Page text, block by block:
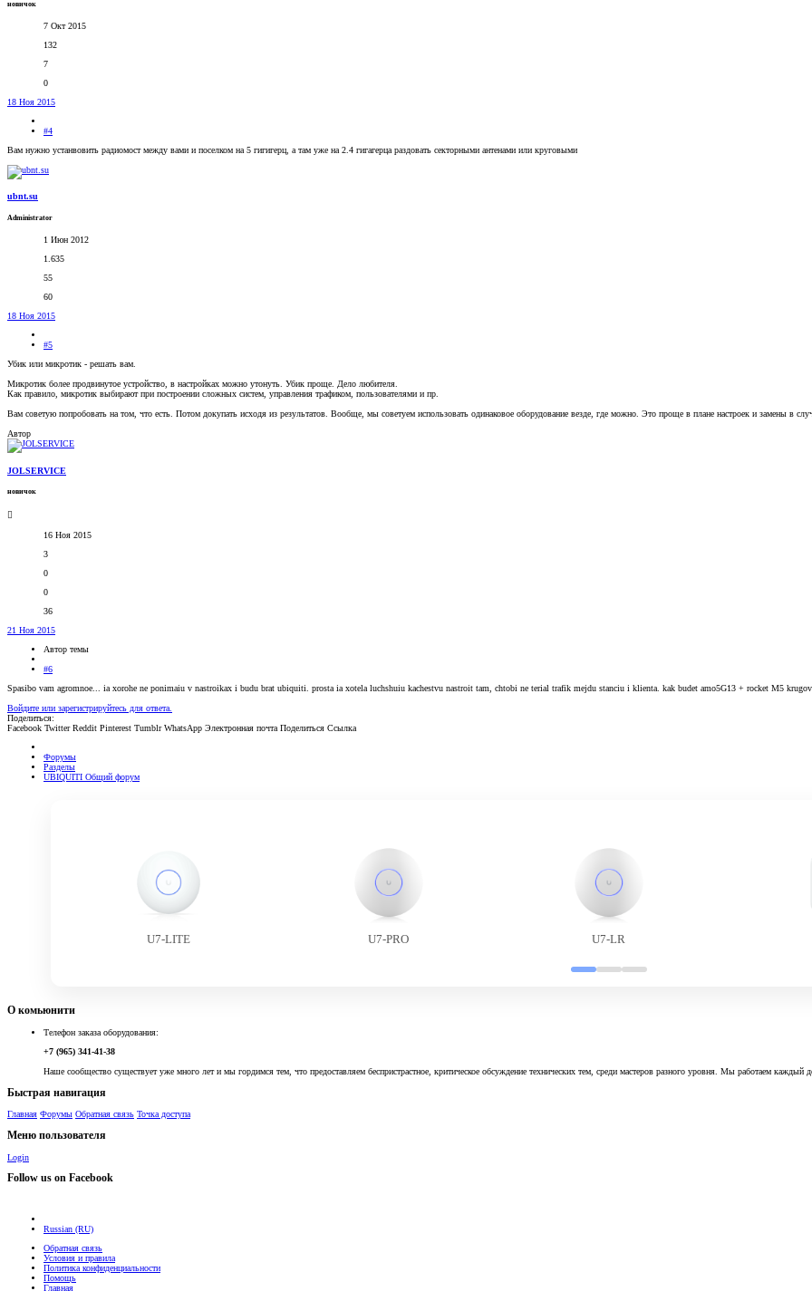
новичок
7 Окт 2015
132
7
0
18 Ноя 2015
#4
Вам нужно устанвовить радиомост между вами и поселком на 5 гигигерц, а там уже на 2.4 гигагерца раздовать секторными антенами или круговыми
ubnt.su
Administrator
1 Июн 2012
1.635
55
60
18 Ноя 2015
#5
Убик или микротик - решать вам.
Микротик более продвинутое устройство, в настройках можно утонуть. Убик проще. Дело любителя.
Как правило, микротик выбирают при построении сложных систем, управления трафиком, пользователями и пр.
Вам советую попробовать на том, что есть. Потом докупать исходя из результатов. Вообще, мы советуем использовать одинаковое оборудование везде, где можно. Это проще в плане настроек и замены в
Автор
JOLSERVICE
новичок
16 Ноя 2015
3
0
0
36
21 Ноя 2015
Автор темы
#6
Spasibo vam agromnoe... ia xorohe ne ponimaiu v nastroikax i budu brat ubiquiti. prosta ia xotela luchshuiu kachestvu nastroit tam, chtobi ne terial trafik mejdu stanciu i klienta. kak budet amo5G13 + rocket M5
Войдите или зарегистрируйтесь для ответа.
Поделиться:
Facebook Twitter Reddit Pinterest Tumblr WhatsApp Электронная почта Поделиться Ссылка
Форумы
Разделы
UBIQUITI Общий форум
U7-LITE U7-PRO U7-LR
О комьюнити
Телефон заказа оборудования:
+7 (965) 341-41-38
Наше сообщество существует уже много лет и мы гордимся тем, что предоставляем беспристрастное, критическое обсуждение технических тем, среди мастеров разного уровня. Мы работаем
Быстрая навигация
Главная Форумы Обратная связь Точка доступа
Меню пользователя
Login
Follow us on Facebook
Russian (RU)
Обратная связь
Условия и правила
Политика конфиденциальности
Помощь
Главная